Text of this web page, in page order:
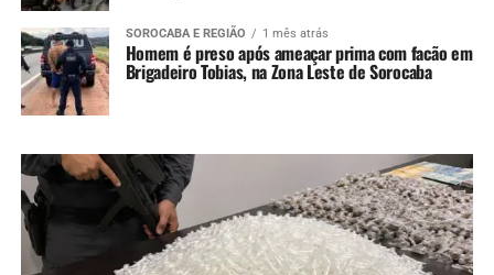
SOROCABA E REGIÃO 1 mês atrás
Homem é preso após ameaçar prima com facão em
Brigadeiro Tobias, na Zona Leste de Sorocaba